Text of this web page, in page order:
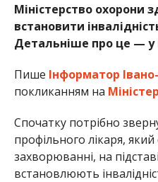
Міністерство охорони
встановити
Детальніше про це — у
Пише Інформатор
покликанням на
Спочатку потрібно
профільного лікаря, який
захворюванні, на
встановлюють